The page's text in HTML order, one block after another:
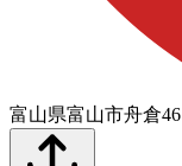
富山県富山市舟倉46